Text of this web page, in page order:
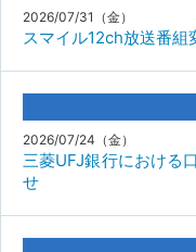
2026/07/31（金）
スマイル12ch放送番組
2026/07/24（金）
三菱UFJ銀行における
せ